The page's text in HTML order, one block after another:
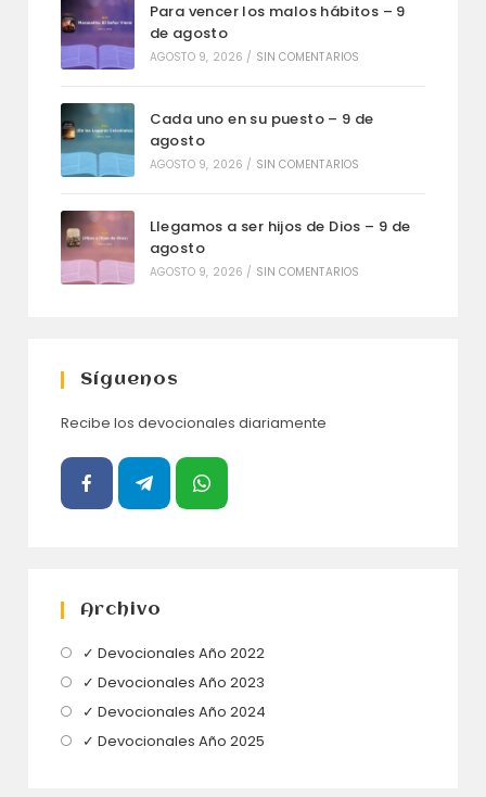
Para vencer los malos hábitos – 9
de agosto
AGOSTO 9, 2026 / SIN COMENTARIOS
Cada uno en su puesto – 9 de
agosto
AGOSTO 9, 2026 / SIN COMENTARIOS
Llegamos a ser hijos de Dios – 9 de
agosto
AGOSTO 9, 2026 / SIN COMENTARIOS
Síguenos
Recibe los devocionales diariamente
Archivo
✓ Devocionales Año 2022Se
✓ Devocionales Año 2023
abre
✓ Devocionales Año 2024
✓ Devocionales Año 2025